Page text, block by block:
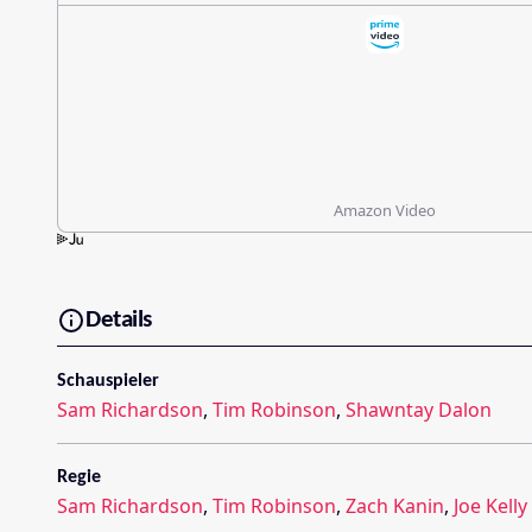
Amazon Video
Details
Schauspieler
Sam Richardson, Tim Robinson, Shawntay Dalon
Regie
Sam Richardson, Tim Robinson, Zach Kanin, Joe Kelly